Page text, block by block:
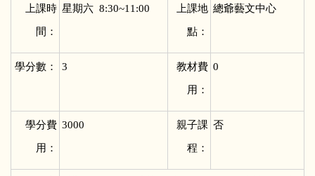
上課時
間：
星期六 8:30~11:00 上課地
點：
總爺藝文中心
學分數： 3 教材費
用：
0
學分費
用：
3000 親子課
程：
否